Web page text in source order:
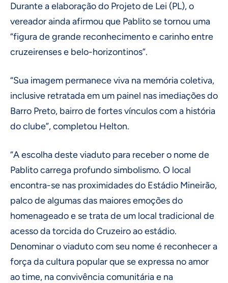
Durante a elaboração do Projeto de Lei (PL), o
vereador ainda afirmou que Pablito se tornou uma
“figura de grande reconhecimento e carinho entre
cruzeirenses e belo-horizontinos”.
“Sua imagem permanece viva na memória coletiva,
inclusive retratada em um painel nas imediações do
Barro Preto, bairro de fortes vínculos com a história
do clube”, completou Helton.
“A escolha deste viaduto para receber o nome de
Pablito carrega profundo simbolismo. O local
encontra-se nas proximidades do Estádio Mineirão,
palco de algumas das maiores emoções do
homenageado e se trata de um local tradicional de
acesso da torcida do Cruzeiro ao estádio.
Denominar o viaduto com seu nome é reconhecer a
força da cultura popular que se expressa no amor
ao time, na convivência comunitária e na